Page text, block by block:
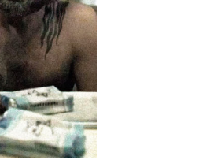
адрес сайта в этом браузере для
комментариях.